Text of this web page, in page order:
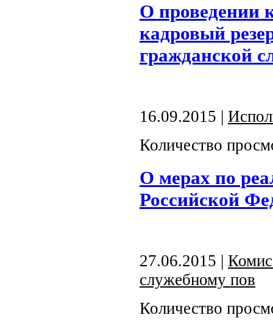
О проведении
кадровый
гражданской
16.09.2015 |
Количество
О мерах по
Российской
27.06.2015 |
служебному пов
Количество